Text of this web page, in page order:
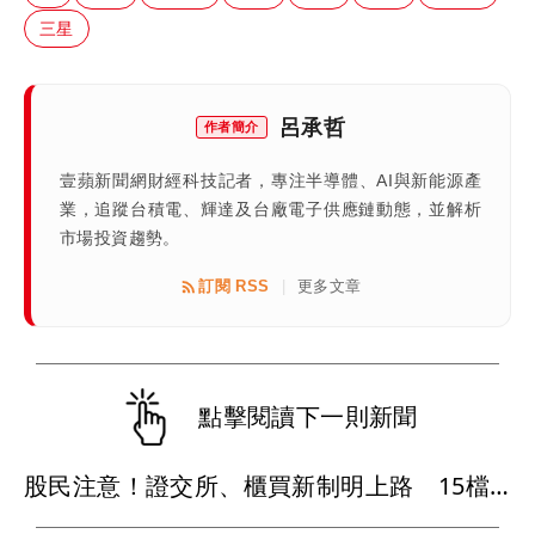
三星
作者簡介 呂承哲
壹蘋新聞網財經科技記者，專注半導體、AI與新能源產
業，追蹤台積電、輝達及台廠電子供應鏈動態，並解析
市場投資趨勢。
訂閱 RSS 更多文章
點擊閱讀下一則新聞
股民注意！證交所、櫃買新制明上路 15檔股票受影響